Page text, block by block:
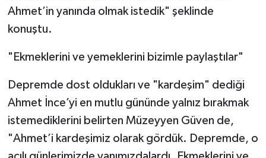
Ahmet’in yanında olmak istedik" şeklinde
konuştu.
"Ekmeklerini ve yemeklerini bizimle paylaştılar"
Depremde dost oldukları ve "kardeşim" dediği
Ahmet İnce’yi en mutlu gününde yalnız bırakmak
istemediklerini belirten Müzeyyen Güven de,
"Ahmet’i kardeşimiz olarak gördük. Depremde, o